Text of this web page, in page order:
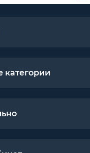
категории